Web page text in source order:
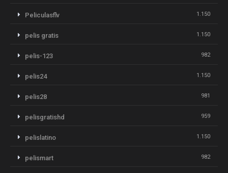
Peliculasflv 1.150
pelis gratis 1.150
pelis-123 982
pelis24 1.150
pelis28 981
pelisgratishd 959
pelislatino 1.150
pelismart 982